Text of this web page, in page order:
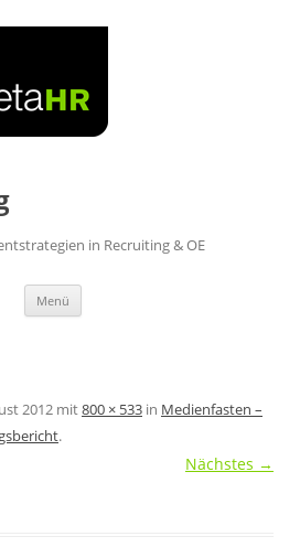
in Recruiting & OE
Menü
2012 mit800 × 533 in Medienfasten –
.
Nächstes →